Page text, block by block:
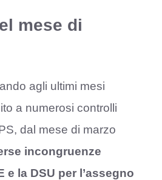
mese di
agli ultimi mesi
a numerosi controlli
dal mese di marzo
incongruenze
e la DSU per l’assegno